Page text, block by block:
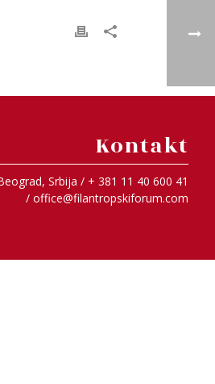
Kontakt
Srbija / + 381 11 40 600 41
/ office@filantropskiforum.com